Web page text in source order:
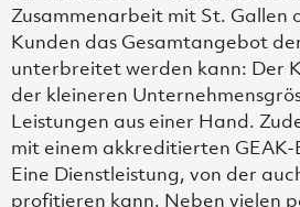
Zusammenarbeit mit St. Gallen
Kunden das Gesamtangebot
unterbreitet werden kann: Der
der kleineren
Leistungen aus einer Hand.
mit einem akkreditierten
Eine Dienstleistung, von der
profitieren kann. Neben vielen